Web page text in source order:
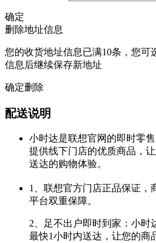
确定
删除地址信息
您的收货地址信息已满10条，您可
信息后继续保存新地址
确定删除
配送说明
小时达是联想官网的即时零
提供线下门店的优质商品，
送达的购物体验。
1、联想官方门店正品保证，
平台双重保障。
2、足不出户即时到家：小时
最快1小时内送达，让您的商